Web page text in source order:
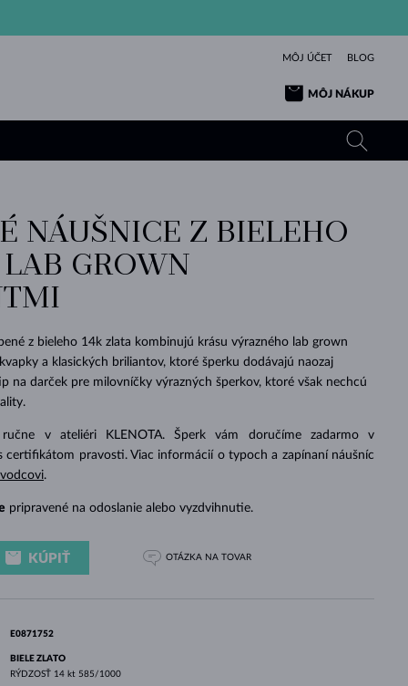
MÔJ ÚČET BLOG
MÔJ NÁKUP
VÝNIMOČNÝ
LÁSKA
ŽLTÉ ZLATO
RUŽOVÉ ZLATO
KRÁSOU
TANZANITY
TOPÁSY
TURMALÍNY
PRE BÁBÄTKÁ
SVADOBNÉ
KRÁSNE
TURMALÍNY
VLTAVÍNY
MINERÁLY
BIELE ZLATO
ŽLTÉ ZLATO
PRÍVESKY
NÁRAMKY
ELEGANCIA
ZAFÍRY
SMARAGDY
VLTAVÍNY
SVADOBNÉ
ŽLTÉ ZLATO
ŠPERKY
KRÁSU
KOLEKCIE
NÁUŠNICE Z BIELEHO
GROWN
z bieleho 14k zlata kombinujú krásu výrazného lab grown
a klasických briliantov, ktoré šperku dodávajú naozaj
na darček pre milovníčky výrazných šperkov, ktoré však nechcú
ručne v ateliéri KLENOTA. Šperk vám doručíme zadarmo v
certifikátom pravosti. Viac informácií o typoch a zapínaní náušníc
.
pripravené na odoslanie alebo vyzdvihnutie.
KÚPIŤ OTÁZKA NA TOVAR
E0871752
BIELE ZLATO
RÝDZOSŤ 14 kt 585/1000